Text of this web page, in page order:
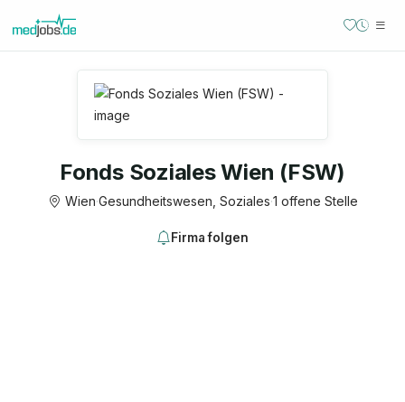
Fonds Soziales Wien (FSW)
Wien·Gesundheitswesen, Soziales·1 offene Stelle
Firma folgen